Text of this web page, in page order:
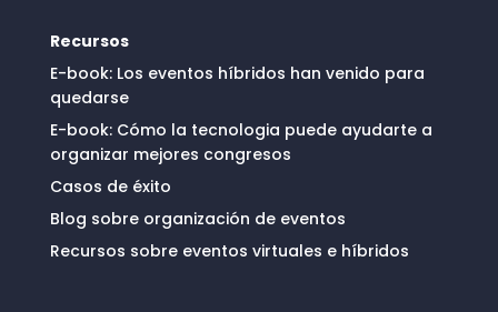
Recursos
E-book: Los eventos híbridos han venido para
quedarse
E-book: Cómo la tecnologia puede ayudarte a
organizar mejores congresos
Casos de éxito
Blog sobre organización de eventos
Recursos sobre eventos virtuales e híbridos